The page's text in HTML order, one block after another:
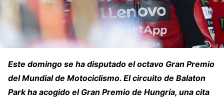
Este domingo se ha disputado el octavo Gran Premio
del Mundial de Motociclismo. El circuito de Balaton
Park ha acogido el Gran Premio de Hungría, una cita